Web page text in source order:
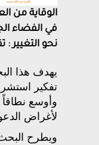
الوقاية من
في الفضاء
نحو التغيير :
يهدف هذا
تفكير
وأوسع نطاقاً
لأغراض
ويطرح